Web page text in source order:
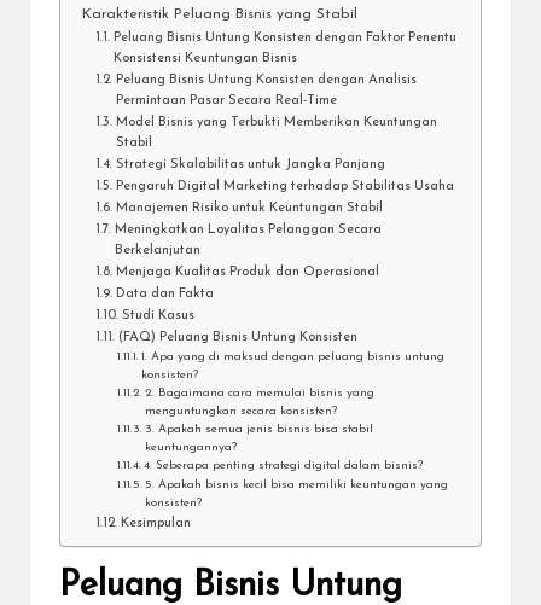
Karakteristik Peluang Bisnis yang Stabil
Peluang Bisnis Untung Konsisten dengan Faktor Penentu
Konsistensi Keuntungan Bisnis
Peluang Bisnis Untung Konsisten dengan Analisis
Permintaan Pasar Secara Real-Time
Model Bisnis yang Terbukti Memberikan Keuntungan
Stabil
Strategi Skalabilitas untuk Jangka Panjang
Pengaruh Digital Marketing terhadap Stabilitas Usaha
Manajemen Risiko untuk Keuntungan Stabil
Meningkatkan Loyalitas Pelanggan Secara
Berkelanjutan
Menjaga Kualitas Produk dan Operasional
Data dan Fakta
Studi Kasus
(FAQ) Peluang Bisnis Untung Konsisten
1. Apa yang di maksud dengan peluang bisnis untung
konsisten?
2. Bagaimana cara memulai bisnis yang
menguntungkan secara konsisten?
3. Apakah semua jenis bisnis bisa stabil
keuntungannya?
4. Seberapa penting strategi digital dalam bisnis?
5. Apakah bisnis kecil bisa memiliki keuntungan yang
konsisten?
Kesimpulan
Peluang Bisnis Untung